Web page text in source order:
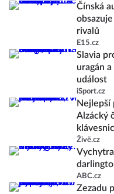
Čínská
rivalů
E15.cz
Slavia
uragán
událost
iSport.cz
Nejlepší
Alzácký
Živě.cz
ABC.cz
Zezadu